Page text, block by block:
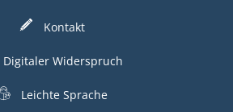
Kontakt
Digitaler Widerspruch
Leichte Sprache